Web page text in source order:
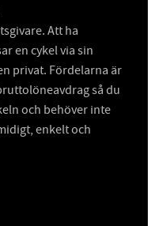
Att ha
en cykel via sin
privat. Fördelarna är
så du
och behöver inte
enkelt och